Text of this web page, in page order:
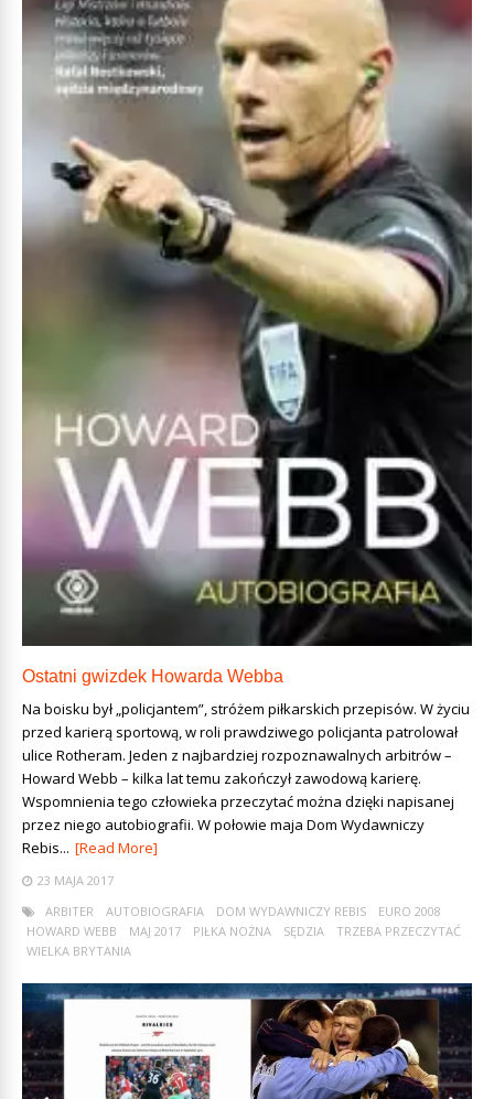
Ostatni gwizdek Howarda Webba
Na boisku był „policjantem”, stróżem piłkarskich przepisów. W życiu
przed karierą sportową, w roli prawdziwego policjanta patrolował
ulice Rotheram. Jeden z najbardziej rozpoznawalnych arbitrów –
Howard Webb – kilka lat temu zakończył zawodową karierę.
Wspomnienia tego człowieka przeczytać można dzięki napisanej
przez niego autobiografii. W połowie maja Dom Wydawniczy
Rebis... [Read More]
23 MAJA 2017
ARBITER
AUTOBIOGRAFIA DOM WYDAWNICZY REBIS
EURO 2008
HOWARD WEBB
MAJ 2017 PIŁKA NOŻNA SĘDZIA
TRZEBA PRZECZYTAĆ
WIELKA BRYTANIA